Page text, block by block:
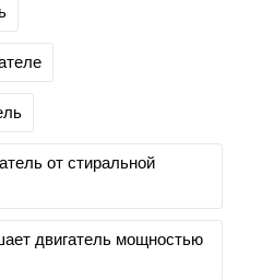
от стиральной
двигатель мощностью